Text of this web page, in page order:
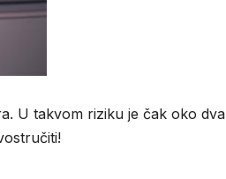
U takvom riziku je čak oko